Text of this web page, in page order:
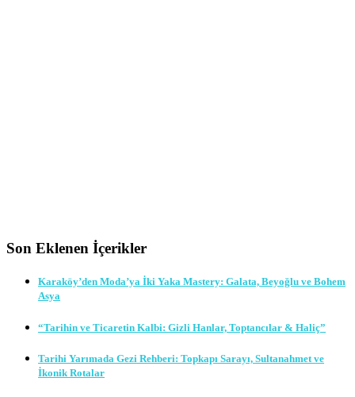
Son Eklenen İçerikler
Karaköy’den Moda’ya İki Yaka Mastery: Galata, Beyoğlu ve Bohem
Asya
“Tarihin ve Ticaretin Kalbi: Gizli Hanlar, Toptancılar & Haliç”
Tarihi Yarımada Gezi Rehberi: Topkapı Sarayı, Sultanahmet ve
İkonik Rotalar